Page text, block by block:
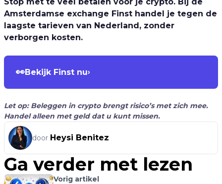
Amsterdamse exchange Finst handel je tegen de
laagste tarieven van Nederland, zonder
verborgen kosten.
👀Bekijk Finst nu›
Let op: Beleggen in crypto brengt risico’s met zich mee.
Handel alleen met geld dat u kunt missen.
door Heysi Benitez
Ga verder met lezen
Vorig artikel